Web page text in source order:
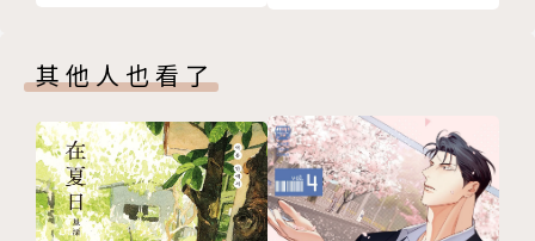
其他人也看了